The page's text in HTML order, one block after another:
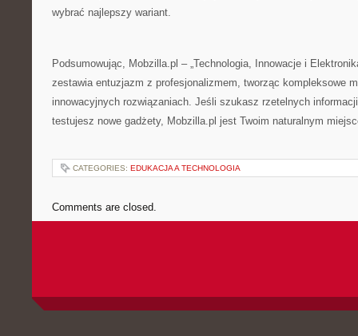
wybrać najlepszy wariant.
Podsumowując, Mobzilla.pl – „Technologia, Innowacje i
zestawia entuzjazm z profesjonalizmem, tworząc kompleksowe
innowacyjnych rozwiązaniach. Jeśli szukasz rzetelnych
testujesz nowe gadżety, Mobzilla.pl jest Twoim naturalnym
CATEGORIES: EDUKACJA A TECHNOLOGIA
Comments are closed.